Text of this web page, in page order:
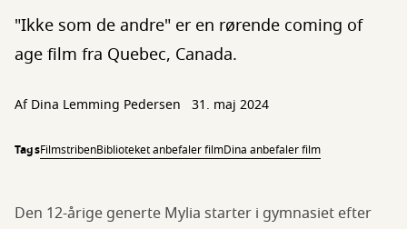
"Ikke som de andre" er en rørende coming of
age film fra Quebec, Canada.
Af Dina Lemming Pedersen 31. maj 2024
TagsFilmstribenBiblioteket anbefaler filmDina anbefaler film
Den 12-årige generte Mylia starter i gymnasiet efter